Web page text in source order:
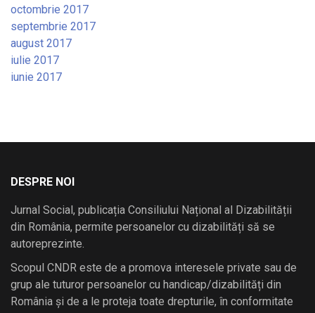
octombrie 2017
septembrie 2017
august 2017
iulie 2017
iunie 2017
DESPRE NOI
Jurnal Social, publicația Consiliului Național al Dizabilității
din România, permite persoanelor cu dizabilități să se
autoreprezinte.
Scopul CNDR este de a promova interesele private sau de
grup ale tuturor persoanelor cu handicap/dizabilități din
România și de a le proteja toate drepturile, în conformitate